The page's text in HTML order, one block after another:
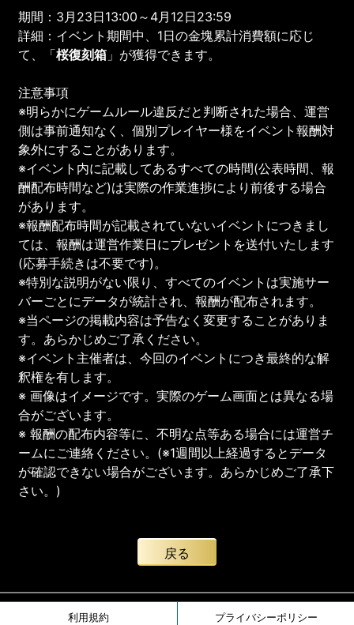
期間：3月23日13:00～4月12日23:59
詳細：イベント期間中、1日の金塊累計消費額に応じ
て、「桜復刻箱 」が獲得できます。
注意事項
※明らかにゲームルール違反だと判断された場合、運営
側は事前通知なく、個別プレイヤー様をイベント報酬対
象外にすることがあります。
※イベント内に記載してあるすべての時間(公表時間、報
酬配布時間など)は実際の作業進捗により前後する場合
があります。
※報酬配布時間が記載されていないイベントにつきまし
ては、報酬は運営作業日にプレゼントを送付いたします
(応募手続きは不要です)。
※特別な説明がない限り、すべてのイベントは実施サー
バーごとにデータが統計され、報酬が配布されます。
※当ページの掲載内容は予告なく変更することがありま
す。あらかじめご了承ください。
※イベント主催者は、今回のイベントにつき最終的な解
釈権を有します。
※ 画像はイメージです。実際のゲーム画面とは異なる場
合がございます。
※ 報酬の配布内容等に、不明な点等ある場合には運営チ
ームにご連絡ください。(※1週間以上経過するとデータ
が確認できない場合がございます。あらかじめご了承下
さい。)
戻る
利用規約 プライバシーポリシー